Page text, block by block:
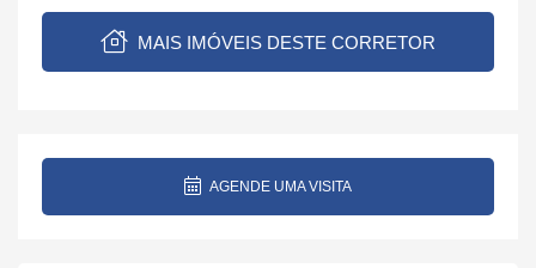
MAIS IMÓVEIS DESTE CORRETOR
AGENDE UMA VISITA